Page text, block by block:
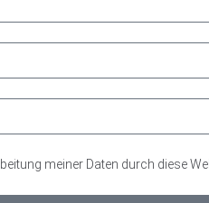
meiner Daten durch diese